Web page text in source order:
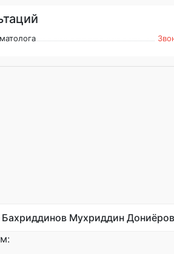
Бахриддинов Мухриддин